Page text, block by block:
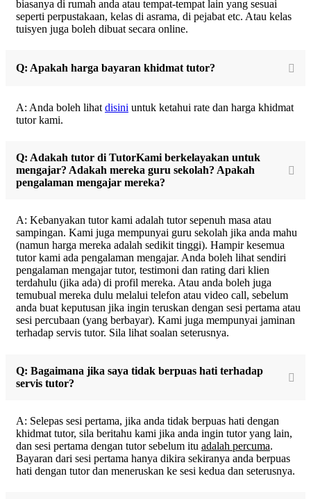
biasanya di rumah anda atau tempat-tempat lain yang sesuai
seperti perpustakaan, kelas di asrama, di pejabat etc. Atau kelas
tuisyen juga boleh dibuat secara online.
Q: Apakah harga bayaran khidmat tutor?
A: Anda boleh lihat disini untuk ketahui rate dan harga khidmat
tutor kami.
Q: Adakah tutor di TutorKami berkelayakan untuk
mengajar? Adakah mereka guru sekolah? Apakah
pengalaman mengajar mereka?
A: Kebanyakan tutor kami adalah tutor sepenuh masa atau
sampingan. Kami juga mempunyai guru sekolah jika anda mahu
(namun harga mereka adalah sedikit tinggi). Hampir kesemua
tutor kami ada pengalaman mengajar. Anda boleh lihat sendiri
pengalaman mengajar tutor, testimoni dan rating dari klien
terdahulu (jika ada) di profil mereka. Atau anda boleh juga
temubual mereka dulu melalui telefon atau video call, sebelum
anda buat keputusan jika ingin teruskan dengan sesi pertama atau
sesi percubaan (yang berbayar). Kami juga mempunyai jaminan
terhadap servis tutor. Sila lihat soalan seterusnya.
Q: Bagaimana jika saya tidak berpuas hati terhadap
servis tutor?
A: Selepas sesi pertama, jika anda tidak berpuas hati dengan
khidmat tutor, sila beritahu kami jika anda ingin tutor yang lain,
dan sesi pertama dengan tutor sebelum itu adalah percuma.
Bayaran dari sesi pertama hanya dikira sekiranya anda berpuas
hati dengan tutor dan meneruskan ke sesi kedua dan seterusnya.